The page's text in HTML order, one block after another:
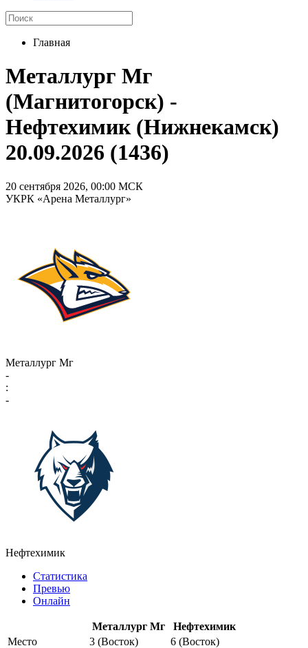
Главная
Металлург Мг
(Магнитогорск) -
Нефтехимик (Нижнекамск)
20.09.2026 (1436)
20 сентября 2026, 00:00 МСК
УКРК «Арена Металлург»
Металлург Мг
-
:
-
Нефтехимик
Статистика
Превью
Онлайн
Металлург Мг
Нефтехимик
Место
3 (Восток)
6 (Восток)